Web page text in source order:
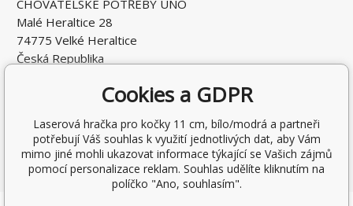
CHOVATELSKÉ POTŘEBY UNO
Malé Heraltice 28
74775 Velké Heraltice
Česká Republika
DIČ: CZ7405265549Cookies a GDPR
Laserová hračka pro kočky 11 cm, bílo/modrá a partneři
potřebují Váš souhlas k využití jednotlivých dat, aby Vám
mimo jiné mohli ukazovat informace týkající se Vašich zájmů
pomocí personalizace reklam. Souhlas udělíte kliknutím na
políčko "Ano, souhlasím".